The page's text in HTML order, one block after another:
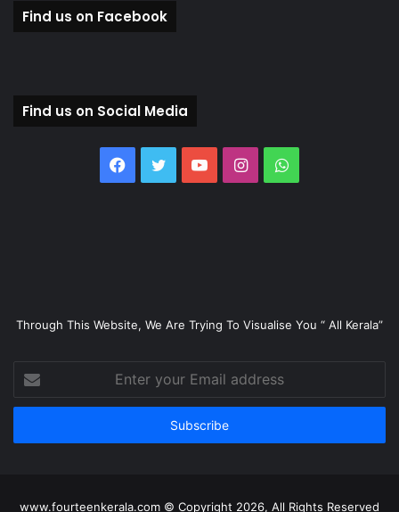
Find us on Facebook
Find us on Social Media
Facebook
TwitterYouTubeInstagramWhatsApp
Through This Website, We Are Trying To Visualise You “ All Kerala”
your
Email
www.fourteenkerala.com © Copyright 2026, All Rights Reserved